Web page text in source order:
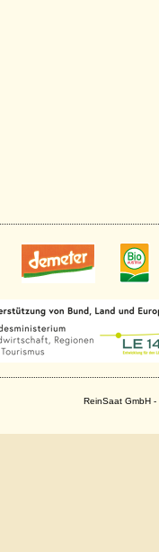
ReinSaat GmbH